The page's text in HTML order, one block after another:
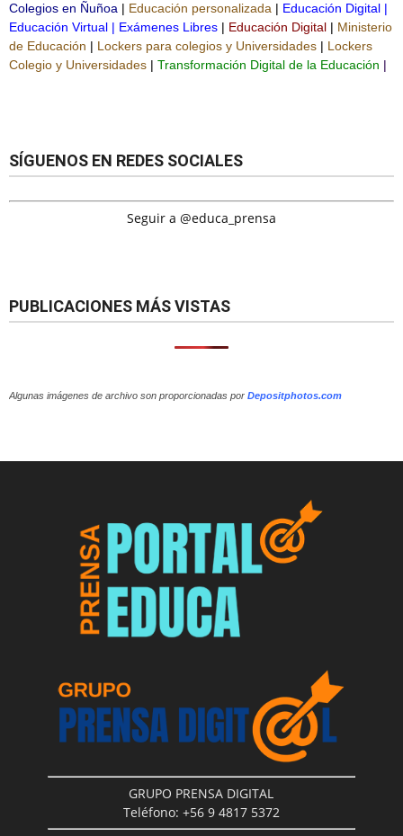
Colegios en Ñuñoa | Educación personalizada | Educación Digital |
Educación Virtual | Exámenes Libres | Educación Digital | Ministerio
de Educación | Lockers para colegios y Universidades | Lockers
Colegio y Universidades | Transformación Digital de la Educación |
SÍGUENOS EN REDES SOCIALES
Seguir a @educa_prensa
PUBLICACIONES MÁS VISTAS
Algunas imágenes de archivo son proporcionadas por Depositphotos.com
GRUPO PRENSA DIGITAL
Teléfono: +56 9 4817 5372